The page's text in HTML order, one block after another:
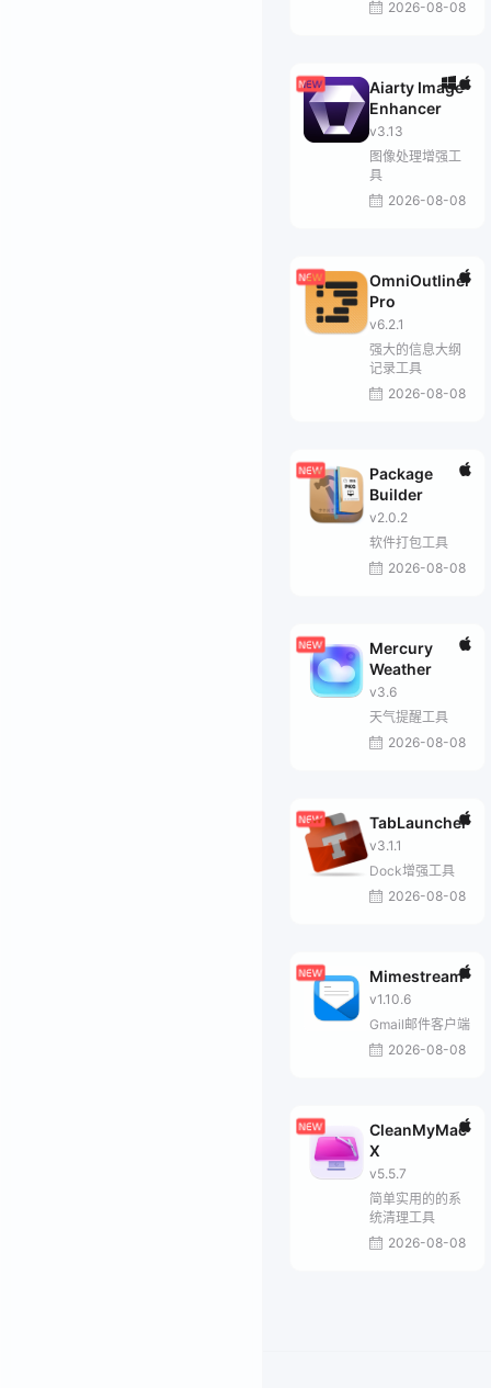
2026-08-08
Aiarty Image
Enhancer
v3.13
图像处理增强工
具
2026-08-08
OmniOutliner
Pro
v6.2.1
强大的信息大纲
记录工具
2026-08-08
Package
Builder
v2.0.2
软件打包工具
2026-08-08
Mercury
Weather
v3.6
天气提醒工具
2026-08-08
TabLauncher
v3.1.1
Dock增强工具
2026-08-08
Mimestream
v1.10.6
Gmail邮件客户端
2026-08-08
CleanMyMac
X
v5.5.7
简单实用的的系
统清理工具
2026-08-08